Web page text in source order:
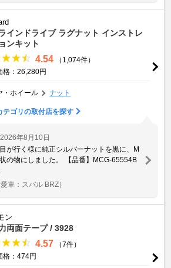
インドライブ ラグナット インストレ
ンキット
4.54
（1,074件）
格：26,280円
・ホイール ナット
テゴリの取付店を探す
2026年8月10日
が行く様に純正シルバーナットを黒に、M
の物にしました。 【品番】MCG-65554B
愛車：スバル BRZ）
ン
両面テープ / 3928
4.57
（7件）
格：474円